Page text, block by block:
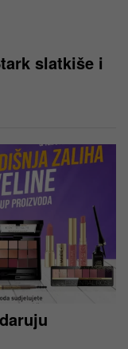
slatkiše i